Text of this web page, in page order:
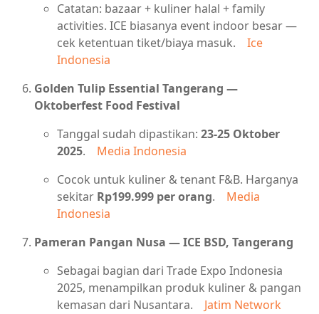
Catatan: bazaar + kuliner halal + family
activities. ICE biasanya event indoor besar —
cek ketentuan tiket/biaya masuk.
Ice
Indonesia
Golden Tulip Essential Tangerang —
Oktoberfest Food Festival
Tanggal sudah dipastikan: 23-25 Oktober
2025.
Media Indonesia
Cocok untuk kuliner & tenant F&B. Harganya
sekitar Rp199.999 per orang.
Media
Indonesia
Pameran Pangan Nusa — ICE BSD, Tangerang
Sebagai bagian dari Trade Expo Indonesia
2025, menampilkan produk kuliner & pangan
kemasan dari Nusantara.
Jatim Network